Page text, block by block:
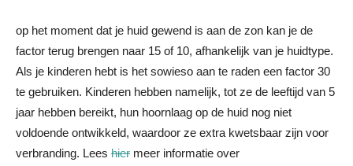
op het moment dat je huid gewend is aan de zon kan je de
factor terug brengen naar 15 of 10, afhankelijk van je huidtype.
Als je kinderen hebt is het sowieso aan te raden een factor 30
te gebruiken. Kinderen hebben namelijk, tot ze de leeftijd van 5
jaar hebben bereikt, hun hoornlaag op de huid nog niet
voldoende ontwikkeld, waardoor ze extra kwetsbaar zijn voor
verbranding. Lees hier meer informatie over